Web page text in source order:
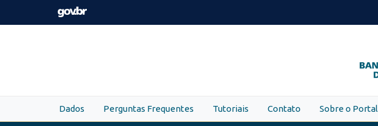
Skip to main content
Dados Perguntas Frequentes Tutoriais Contato Sobre o Portal